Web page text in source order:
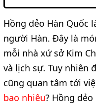
Hồng dẻo Hàn Quốc
người Hàn. Đây là
mỗi nhà xứ sở Kim
và lịch sự. Tuy nhiên
cũng quan tâm tới
bao nhiêu? Hồng